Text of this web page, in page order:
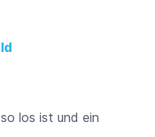
los ist und ein